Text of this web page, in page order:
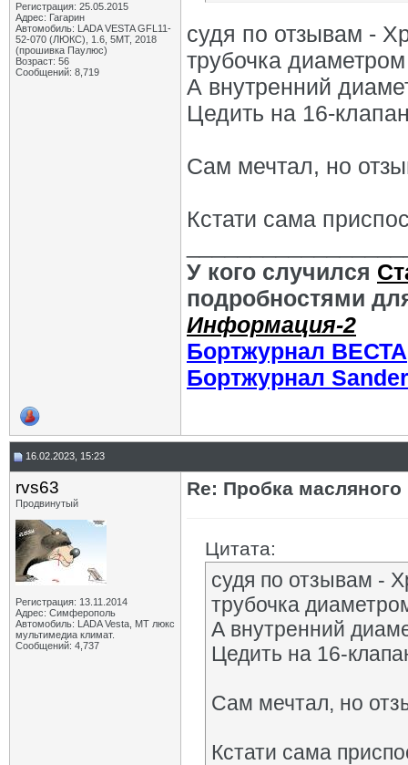
Регистрация: 25.05.2015
Адрес: Гагарин
Автомобиль: LADA VESTA GFL11-
52-070 (ЛЮКС), 1.6, 5МТ, 2018
(прошивка Паулюс)
Возраст: 56
Сообщений: 8,719
судя по отзывам -
трубочка
А внутренний
Цедить на 16-
Сам мечтал, но
Кстати сама
У кого случился
подробностями
Информация-2
Бортжурнал ВЕСТА
Бортжурнал
16.02.2023, 15:23
rvs63
Продвинутый
Регистрация: 13.11.2014
Адрес: Симферополь
Автомобиль: LADA Vesta, МТ люкс
мультимедиа климат.
Сообщений: 4,737
Re: Пробка масляного
Цитата:
судя по отзывам -
трубочка
А внутренний
Цедить на 16-
Сам мечтал, но
Кстати сама